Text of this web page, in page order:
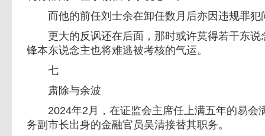
而他的前任刘士余在卸任数月后亦因违规罪犯
更大的反讽还在后面，那时或许莫得若干东说
锋本东说念主也将难逃被考核的气运。
七
肃除与余波
2024年2月，在证监会主席任上满五年的易会
务副市长出身的金融官员吴清接替其职务。